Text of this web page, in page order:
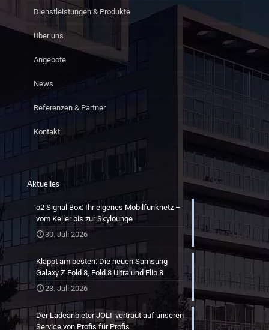
Dienstleistungen & Produkte
Über uns
Angebote
News
Referenzen & Partner
Kontakt
Aktuelles
o2 Signal Box: Ihr eigenes Mobilfunknetz –
vom Keller bis zur Skylounge
30. Juli 2026
Klappt am besten: Die neuen Samsung
Galaxy Z Fold 8, Fold 8 Ultra und Flip 8
23. Juli 2026
Der Ladeanbieter JOLT vertraut auf unseren
Service von Profis für Profis